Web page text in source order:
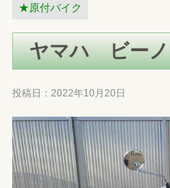
★原付バイク
ヤマハ ビーノ
投稿日： 2022年10月20日